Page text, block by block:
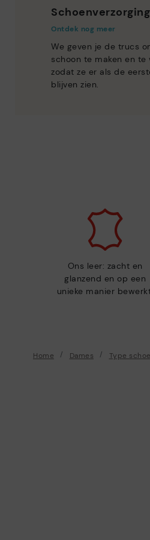
Schoenverzorging
Ontdek nog meer
We geven je de trucs
schoon te maken en te
zodat ze er als de
blijven zien.
Ons leer: zacht en
glanzend en op een
unieke manier
Home Dames Type